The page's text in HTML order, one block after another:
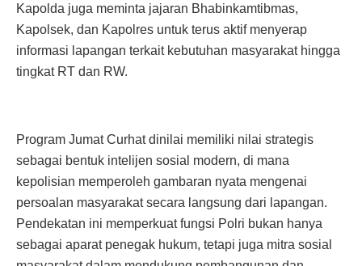
Kapolda juga meminta jajaran Bhabinkamtibmas,
Kapolsek, dan Kapolres untuk terus aktif menyerap
informasi lapangan terkait kebutuhan masyarakat hingga
tingkat RT dan RW.
Program Jumat Curhat dinilai memiliki nilai strategis
sebagai bentuk intelijen sosial modern, di mana
kepolisian memperoleh gambaran nyata mengenai
persoalan masyarakat secara langsung dari lapangan.
Pendekatan ini memperkuat fungsi Polri bukan hanya
sebagai aparat penegak hukum, tetapi juga mitra sosial